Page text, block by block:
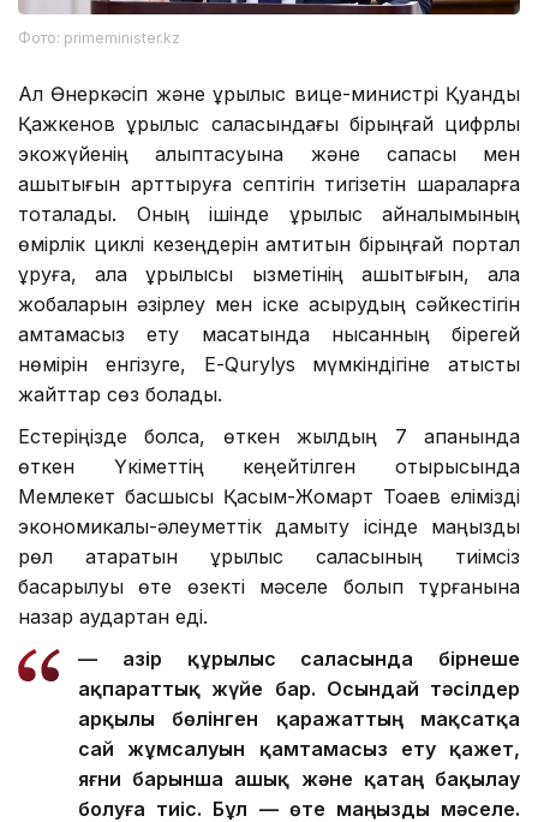
Фото: primeminister.kz
Ал Өнеркәсіп және құрылыс вице-министрі Қуандық
Қажкенов құрылыс саласындағы бірыңғай цифрлық
экожүйенің қалыптасуына және сапасы мен
ашықтығын арттыруға септігін тигізетін шараларға
тоқталады. Оның ішінде құрылыс айналымының
өмірлік циклі кезеңдерін қамтитын бірыңғай портал
құруға, қала құрылысы қызметінің ашықтығын, қала
жобаларын әзірлеу мен іске асырудың сәйкестігін
қамтамасыз ету мақсатында нысанның бірегей
нөмірін енгізуге, Е-Qurylys мүмкіндігіне қатысты
жайттар сөз болады.
Естеріңізде болса, өткен жылдың 7 ақпанында
өткен Үкіметтің кеңейтілген отырысында
Мемлекет басшысы Қасым-Жомарт Тоқаев елімізді
экономикалық-әлеуметтік дамыту ісінде маңызды
рөл атқаратын құрылыс саласының тиімсіз
басқарылуы өте өзекті мәселе болып тұрғанына
назар аудартқан еді.
— Қазір құрылыс саласында бірнеше
ақпараттық жүйе бар. Осындай тәсілдер
арқылы бөлінген қаражаттың мақсатқа
сай жұмсалуын қамтамасыз ету қажет,
яғни барынша ашық және қатаң бақылау
болуға тиіс. Бұл — өте маңызды мәселе.